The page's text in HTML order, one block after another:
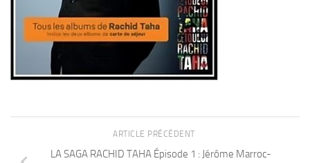
ARTICLE PRÉCÉDENT
LA SAGA RACHID TAHA Épisode 1 : Jérôme Marroc-